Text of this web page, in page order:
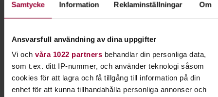
Samtycke Information Reklaminställningar Om
Ansvarsfull användning av dina uppgifter
Vi och våra 1022 partnersbehandlar din personliga data,
som t.ex. ditt IP-nummer, och använder teknologi såsom
cookies för att lagra och få tillgång till information på din
enhet för att kunna tillhandahålla personliga annonser och
och driver ett populärt Instagramkonto
@tailoring_and_stuff.
#programförtväst
Kursledare